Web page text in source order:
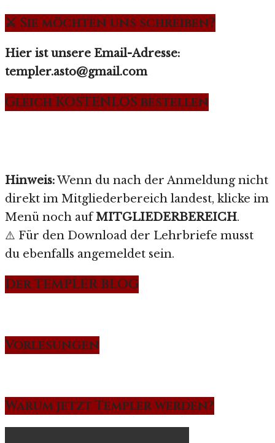
⚔️ Sie möchten uns schreiben?
Hier ist unsere Email-Adresse:
templer.asto@gmail.com
Gleich KOSTENLOS bestellen
Hinweis:Wenn du nach der Anmeldung nicht
direkt im Mitgliederbereich landest, klicke im
Menü noch aufMITGLIEDERBEREICH.
⚠️ Für den Download der Lehrbriefe musst
du ebenfalls angemeldet sein.
Der TEMPLER BLOG
Vorlesungen
Warum jetzt Templer werden?